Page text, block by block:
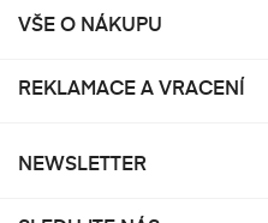
VŠE O NÁKUPU
REKLAMACE A VRACENÍ
NEWSLETTER